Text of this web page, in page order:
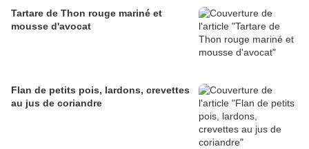
Tartare de Thon rouge mariné et
mousse d'avocat
Flan de petits pois, lardons, crevettes
au jus de coriandre